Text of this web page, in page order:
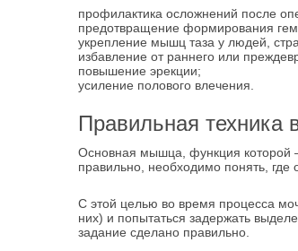
профилактика осложнений после
предотвращение формирования
укрепление мышц таза у людей,
избавление от раннего или
повышение эрекции;
усиление полового влечения.
Правильная техника
Основная мышца, функция которой
правильно, необходимо понять, где
С этой целью во время процесса
них) и попытаться задержать
задание сделано правильно.